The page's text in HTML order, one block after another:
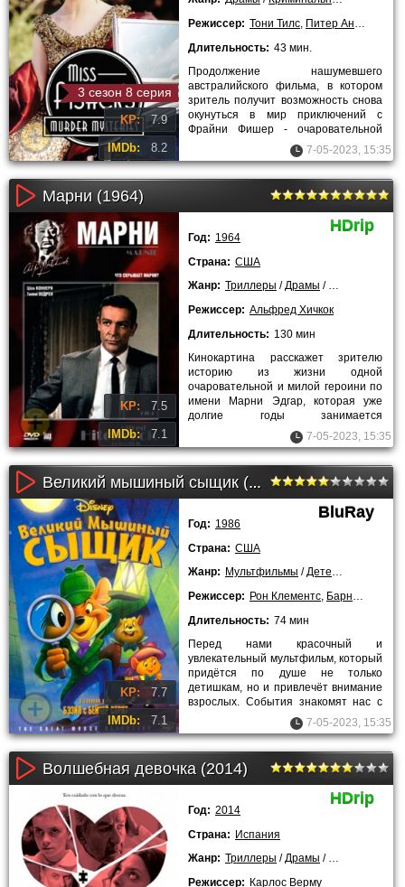
3 сезон 8 серия
KP: 7.9
IMDb: 8.2
Режиссер: Тони Тилс, Питер Андрикидис
Длительность: 43 мин.
Продолжение нашумевшего
австралийского фильма, в котором
зритель получит возможность снова
окунуться в мир приключений с
Фрайни Фишер - очаровательной
молодой авантюристкой, обожающей
7-05-2023, 15:35
Марни (1964)
KP: 7.5
IMDb: 7.1
HDrip
Год: 1964
Страна: США
Жанр: Триллеры /Драмы / Зарубежные
Режиссер: Альфред Хичкок
Длительность: 130 мин
Кинокартина расскажет зрителю
историю из жизни одной
очаровательной и милой героини по
имени Марни Эдгар, которая уже
долгие годы занимается
прокручиванием прекрасно
продуманных афер. Она
7-05-2023, 15:35
Великий мышиный сыщик (1986)
KP: 7.7
IMDb: 7.1
BluRay
Год: 1986
Страна: США
Жанр: Мультфильмы /Детективы
Режиссер: Рон Клементс, Барни Мэттинсон
Длительность: 74 мин
Перед нами красочный и
увлекательный мультфильм, который
придётся по душе не только
детишкам, но и привлечёт внимание
взрослых. События знакомят нас с
отважным и обаятельным героем по
имени
7-05-2023, 15:35
Волшебная девочка (2014)
HDrip
Год: 2014
Страна: Испания
Жанр: Триллеры /Драмы / 2014 года
Режиссер: Карлос Верму